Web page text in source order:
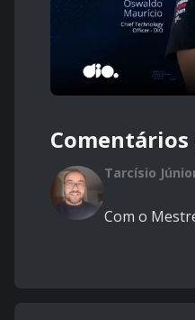
Comentários
Tarcísio
Com o